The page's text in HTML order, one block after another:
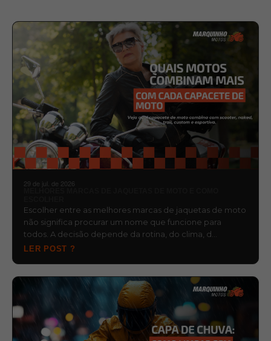
29 de jul. de 2026
Escolher entre as melhores marcas de jaquetas de moto
não significa procurar um nome que funcione para
todos. A decisão depende da rotina, do clima, d…
LER POST ?